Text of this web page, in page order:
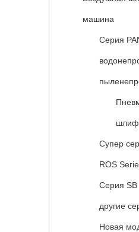
машина
Серия
Супер
ROS
Серия SB
другие
Новая